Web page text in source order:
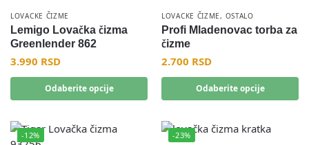
LOVACKE ČIZME
Lemigo Lovačka čizma
Greenlender 862
3.990 RSD
Odaberite opcije
LOVACKE ČIZME, OSTALO
Profi Mladenovac torba za
čizme
2.700 RSD
Odaberite opcije
-12% -23%